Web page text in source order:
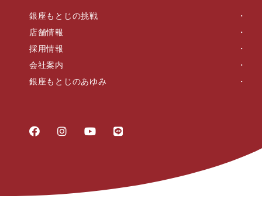
銀座もとじの挑戦
店舗情報
採用情報
会社案内
銀座もとじのあゆみ